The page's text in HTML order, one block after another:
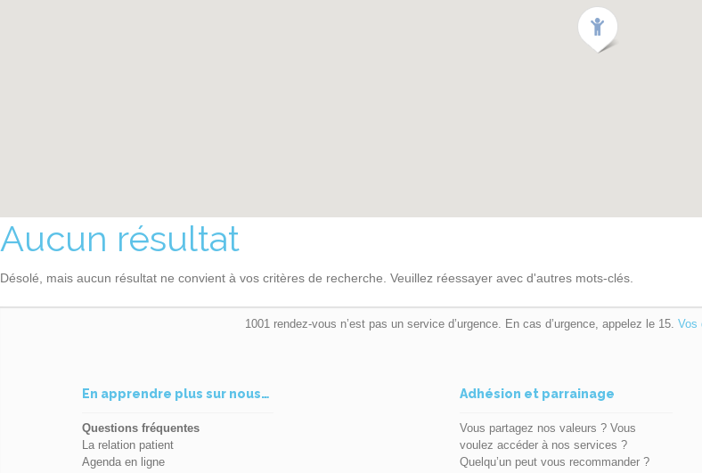
Aucun résultat
Désolé, mais aucun résultat ne convient à vos critères de recherche. Veuillez réessayer avec d'autres mots-clés.
1001 rendez-vous n’est pas un service d’urgence. En cas d’urgence, appelez le 15. Vos
En apprendre plus sur nous…
Questions fréquentes
La relation patient
Agenda en ligne
Adhésion et parrainage
Vous partagez nos valeurs ? Vous
voulez accéder à nos services ?
Quelqu’un peut vous recommander ?